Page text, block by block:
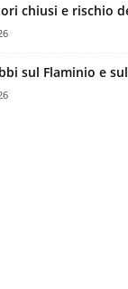
chiusi e rischio
sul Flaminio e